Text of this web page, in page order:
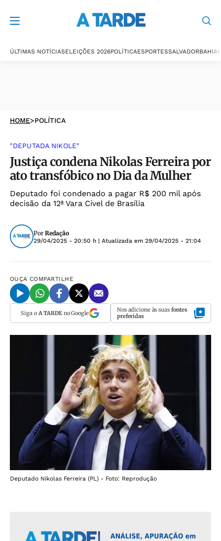
ÚLTIMAS NOTÍCIASELEIÇÕES 2026POLÍTICAESPORTESSALVADORBAHIA
HOME>POLÍTICA
"DEPUTADA NIKOLE"
Justiça condena Nikolas Ferreira por
ato transfóbico no Dia da Mulher
Deputado foi condenado a pagar R$ 200 mil após
decisão da 12ª Vara Cível de Brasília
Por Redação
29/04/2025 - 20:50 h | Atualizada em 29/04/2025 - 21:04
OUÇA COMPARTILHE
Siga o A TARDEno Google Nos adicione às suas fontes
preferidas
Deputado Nikolas Ferreira (PL) - Foto: Reprodução